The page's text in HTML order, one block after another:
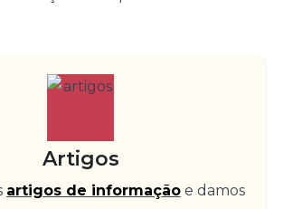
Artigos
artigos de informação e damos